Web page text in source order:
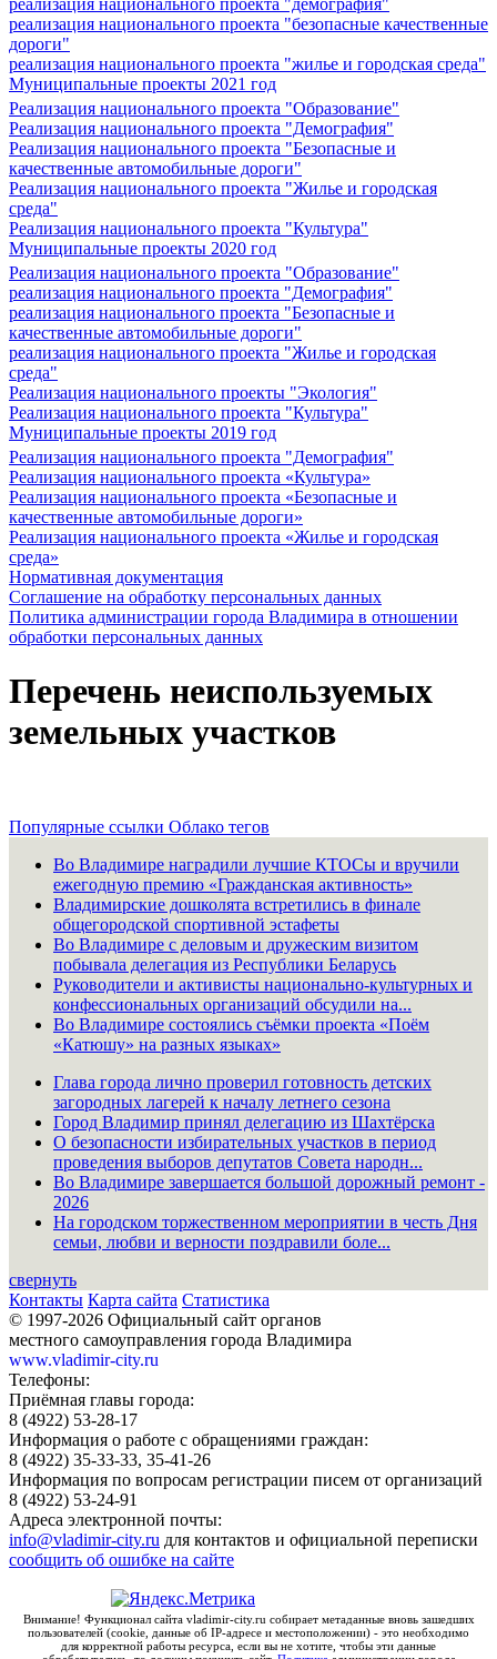
реализация национального проекта "демография"
реализация национального проекта "безопасные качественные
дороги"
реализация национального проекта "жилье и городская среда"
Муниципальные проекты 2021 год
Реализация национального проекта "Образование"
Реализация национального проекта "Демография"
Реализация национального проекта "Безопасные и
качественные автомобильные дороги"
Реализация национального проекта "Жилье и городская
среда"
Реализация национального проекта "Культура"
Муниципальные проекты 2020 год
Реализация национального проекта "Образование"
реализация национального проекта "Демография"
реализация национального проекта "Безопасные и
качественные автомобильные дороги"
реализация национального проекта "Жилье и городская
среда"
Реализация национального проекты "Экология"
Реализация национального проекта "Культура"
Муниципальные проекты 2019 год
Реализация национального проекта "Демография"
Реализация национального проекта «Культура»
Реализация национального проекта «Безопасные и
качественные автомобильные дороги»
Реализация национального проекта «Жилье и городская
среда»
Нормативная документация
Соглашение на обработку персональных данных
Политика администрации города Владимира в отношении
обработки персональных данных
Перечень неиспользуемых
земельных участков
Популярные ссылки Облако тегов
Во Владимире наградили лучшие КТОСы и вручили
ежегодную премию «Гражданская активность»
Владимирские дошколята встретились в финале
общегородской спортивной эстафеты
Во Владимире с деловым и дружеским визитом
побывала делегация из Республики Беларусь
Руководители и активисты национально-культурных и
конфессиональных организаций обсудили на...
Во Владимире состоялись съёмки проекта «Поём
«Катюшу» на разных языках»
Глава города лично проверил готовность детских
загородных лагерей к началу летнего сезона
Город Владимир принял делегацию из Шахтёрска
О безопасности избирательных участков в период
проведения выборов депутатов Совета народн...
Во Владимире завершается большой дорожный ремонт -
2026
На городском торжественном мероприятии в честь Дня
семьи, любви и верности поздравили боле...
свернуть
Контакты Карта сайта Статистика
© 1997-2026 Официальный сайт органов
местного самоуправления города Владимира
www.vladimir-city.ru
Телефоны:
Приёмная главы города:
8 (4922) 53-28-17
Информация о работе с обращениями граждан:
8 (4922) 35-33-33, 35-41-26
Информация по вопросам регистрации писем от организаций
8 (4922) 53-24-91
Адреса электронной почты:
info@vladimir-city.ru для контактов и официальной переписки
сообщить об ошибке на сайте
Внимание! Функционал сайта vladimir-city.ru собирает метаданные вновь зашедших
пользователей (cookie, данные об IP-адресе и местоположении) - это необходимо
для корректной работы ресурса, если вы не хотите, чтобы эти данные